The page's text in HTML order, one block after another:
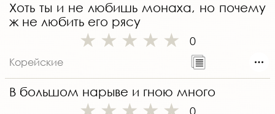
Хоть ты и не любишь монаха, но почему
ж не любить его рясу
0
Корейские
В большом нарыве и гною много
0